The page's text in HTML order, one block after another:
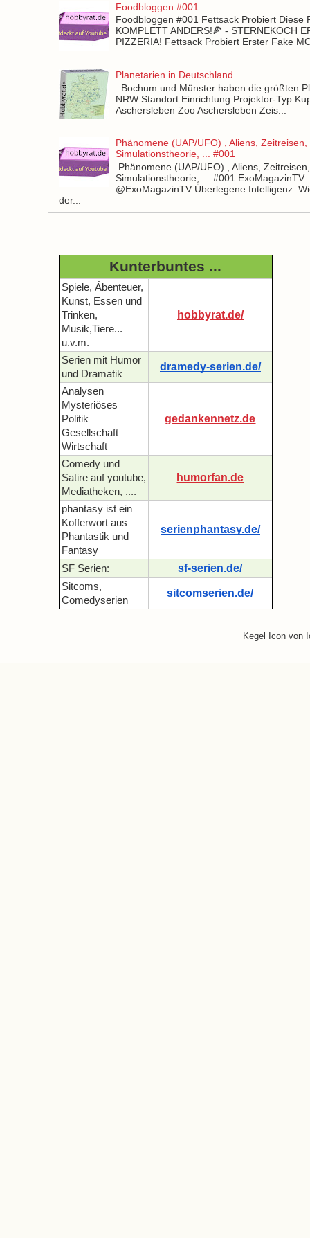
Foodbloggen #001
Foodbloggen #001 Fettsack Probiert Diese
KOMPLETT ANDERS!🍕 - STERNEKOCH
PIZZERIA! Fettsack Probiert Erster Fake
Planetarien in Deutschland
Bochum und Münster haben die größten
NRW Standort Einrichtung Projektor-Typ
Aschersleben Zoo Aschersleben Zeis...
Phänomene (UAP/UFO) , Aliens, Zeitreisen,
Simulationstheorie, ... #001
Phänomene (UAP/UFO) , Aliens, Zeitreisen,
Simulationstheorie, ... #001 ExoMagazinTV
@ExoMagazinTV Überlegene Intelligenz:
der...
Kunterbuntes ...
Spiele, Ábenteuer,
Kunst, Essen und
Trinken,
Musik,Tiere...
u.v.m.
hobbyrat.de/
Serien mit Humor
und Dramatik
dramedy-serien.de/
Analysen
Mysteriöses
Politik
Gesellschaft
Wirtschaft
gedankennetz.de
Comedy und
Satire auf youtube,
Mediatheken, ....
humorfan.de
phantasy ist ein
Kofferwort aus
Phantastik und
Fantasy
serienphantasy.de/
SF Serien: sf-serien.de/
Sitcoms,
Comedyserien
sitcomserien.de/
Kegel Icon von